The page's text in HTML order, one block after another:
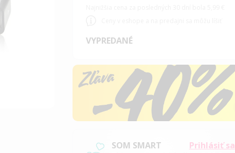
VYPREDANÉ
Prihlásiť sa
SOM SMART